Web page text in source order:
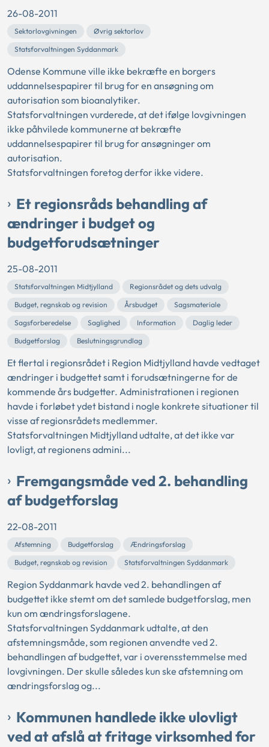
26-08-2011
Sektorlovgivningen
Øvrig sektorlov
Statsforvaltningen Syddanmark
Odense Kommune ville ikke bekræfte en borgers
uddannelsespapirer til brug for en ansøgning om
autorisation som bioanalytiker.
Statsforvaltningen vurderede, at det ifølge lovgivningen
ikke påhvilede kommunerne at bekræfte
uddannelsespapirer til brug for ansøgninger om
autorisation.
Statsforvaltningen foretog derfor ikke videre.
Et regionsråds behandling af
ændringer i budget og
budgetforudsætninger
25-08-2011
Statsforvaltningen Midtjylland
Regionsrådet og dets udvalg
Budget, regnskab og revision
Årsbudget
Sagsmateriale
Sagsforberedelse
Saglighed Information
Daglig leder
Budgetforslag
Beslutningsgrundlag
Et flertal i regionsrådet i Region Midtjylland havde vedtaget
ændringer i budgettet samt i forudsætningerne for de
kommende års budgetter. Administrationen i regionen
havde i forløbet ydet bistand i nogle konkrete situationer til
visse af regionsrådets medlemmer.
Statsforvaltningen Midtjylland udtalte, at det ikke var
lovligt, at regionens admini...
Fremgangsmåde ved 2. behandling
af budgetforslag
22-08-2011
Afstemning Budgetforslag
Ændringsforslag
Budget, regnskab og revision
Statsforvaltningen Syddanmark
Region Syddanmark havde ved 2. behandlingen af
budgettet ikke stemt om det samlede budgetforslag, men
kun om ændringsforslagene.
Statsforvaltningen Syddanmark udtalte, at den
afstemningsmåde, som regionen anvendte ved 2.
behandlingen af budgettet, var i overensstemmelse med
lovgivningen. Der skulle således kun ske afstemning om
ændringsforslag og...
Kommunen handlede ikke ulovligt
ved at afslå at fritage virksomhed for